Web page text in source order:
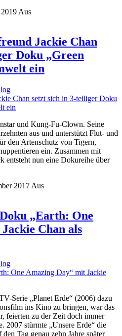
Aus
Jackie Chan
Doku „Green
ein
und Kung-Fu-Clown. Seine
aus und unterstützt Flut- und
den Artenschutz von Tigern,
ein. Zusammen mit
entsteht nun eine Dokureihe über
2017 Aus
„Earth: One
Chan als
Serie „Planet Erde“ (2006) dazu
ins Kino zu bringen, war das
feierten zu der Zeit doch immer
stürmte „Unsere Erde“ die
Tag genau zehn Jahre später